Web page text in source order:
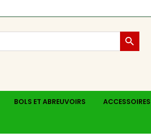

BOLS ET ABREUVOIRS ACCESSOIRES